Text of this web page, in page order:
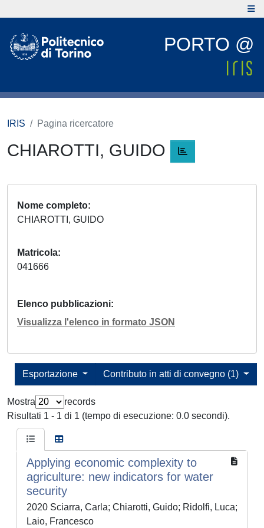
PORTO @
IRIS Pagina ricercatore
CHIAROTTI, GUIDO
Nome completo
CHIAROTTI, GUIDO
Matricola
041666
Elenco pubblicazioni
Visualizza l'elenco in formato JSON
Contributo in atti di convegno (1)
Esportazione
Mostra
records
Risultati 1 - 1 di 1 (tempo di esecuzione: 0.0 secondi).
Applying economic complexity to
agriculture: new indicators for water
security
2020 Sciarra, Carla; Chiarotti, Guido; Ridolfi, Luca;
Laio, Francesco